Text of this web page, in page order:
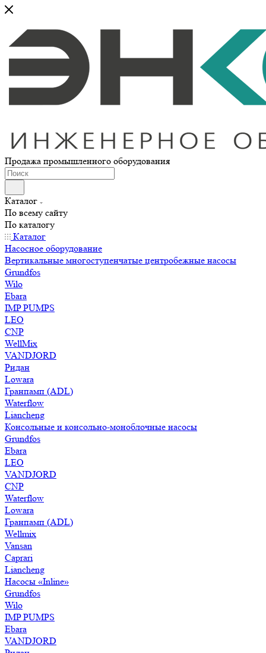
Продажа промышленного оборудования
Каталог
По всему сайту
По каталогу
Каталог
Насосное оборудование
Вертикальные многоступенчатые центробежные насосы
Grundfos
Wilo
Ebara
IMP PUMPS
LEO
CNP
WellMix
VANDJORD
Ридан
Lowara
Гранпамп (ADL)
Waterflow
Liancheng
Консольные и консольно-моноблочные насосы
Grundfos
Ebara
LEO
VANDJORD
CNP
Waterflow
Lowara
Гранпамп (ADL)
Wellmix
Vansan
Caprari
Liancheng
Насосы «Inline»
Grundfos
Wilo
IMP PUMPS
Ebara
VANDJORD